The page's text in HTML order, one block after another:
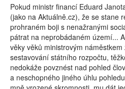
Pokud ministr financí Eduard
(jako na Aktuálně.cz), že se stane
prohraném boji s nenažranými
pátrat na neprobádaném území...
věky věků ministrovým
sestavování státního rozpočtu,
nedokáže povznést nad pohled
a neschopného jiného úhlu